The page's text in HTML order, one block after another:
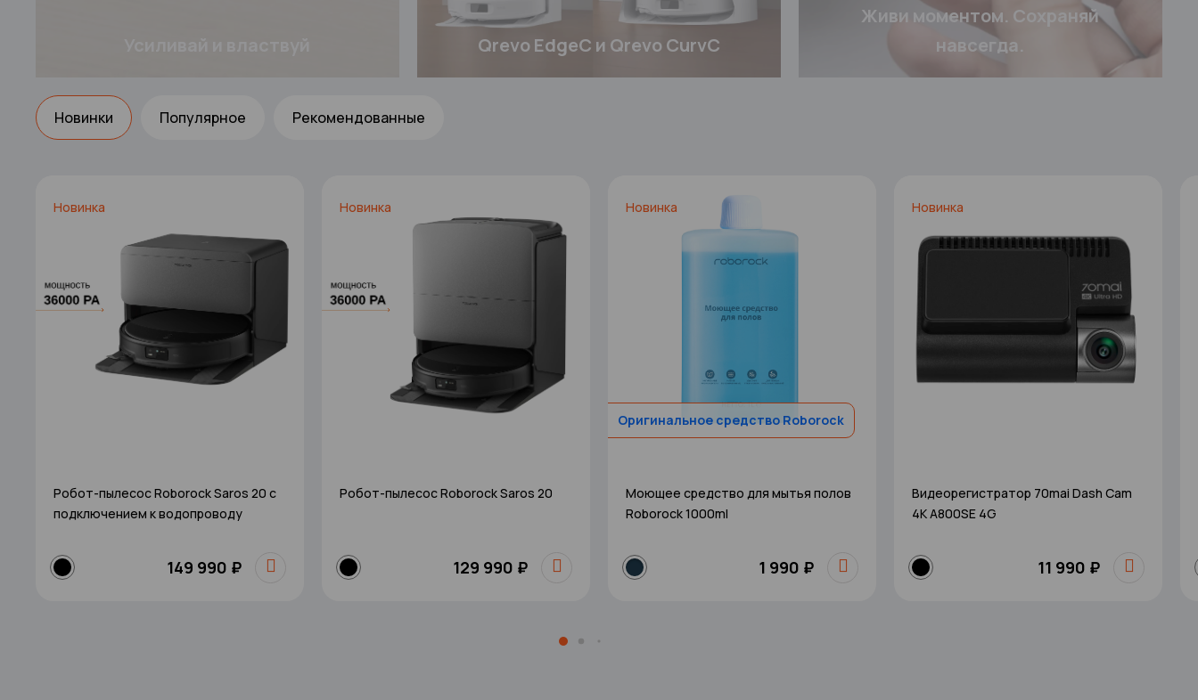
Qrevo EdgeC и Qrevo CurvC
Живи моментом. Сохраняй
навсегда.
Новинки Популярное Рекомендованные
Новинка
Робот-пылесос Roborock Saros 20 с
подключением к водопроводу
149 990 ₽
Новинка
Робот-пылесос Roborock Saros 20
129 990 ₽
Новинка
Оригинальное средство Roborock
Моющее средство для мытья полов
Roborock 1000ml
1 990 ₽
Новинка
Видеорегистратор 70mai Dash Cam
4K A800SE 4G
11 990 ₽